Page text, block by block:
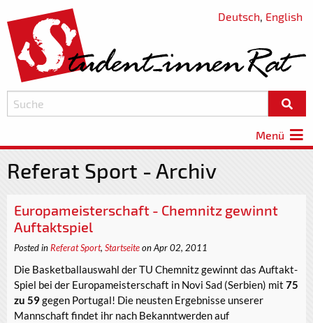
Deutsch, English
Menü
Referat Sport - Archiv
Europameisterschaft - Chemnitz gewinnt
Auftaktspiel
Posted inReferat Sport, Startseiteon Apr 02, 2011
Die Basketballauswahl der TU Chemnitz gewinnt das Auftakt-
Spiel bei der Europameisterschaft in Novi Sad (Serbien) mit 75
zu 59gegen Portugal! Die neusten Ergebnisse unserer
Mannschaft findet ihr nach Bekanntwerden auf